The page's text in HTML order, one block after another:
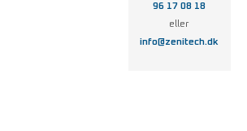
96 17 08 18
eller
info@zenitech.dk